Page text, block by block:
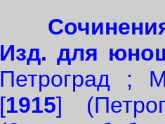
Изд. для
Петроград ;
[1915]